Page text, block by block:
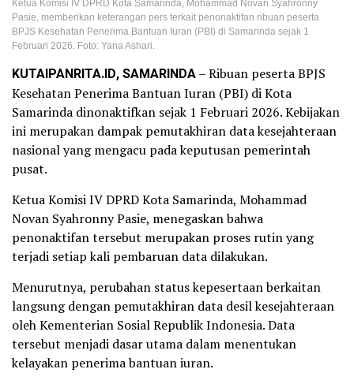
Ketua Komisi IV DPRD Kota Samarinda, Mohammad Novan Syahronny
Pasie, memberikan keterangan pers terkait penonaktifan ribuan peserta
BPJS Kesehatan Penerima Bantuan Iuran (PBI) di Samarinda sejak 1
Februari 2026. Foto: Yana Ashari.
KUTAIPANRITA.ID, SAMARINDA– Ribuan peserta BPJS
Kesehatan Penerima Bantuan Iuran (PBI) di Kota
Samarinda dinonaktifkan sejak 1 Februari 2026. Kebijakan
ini merupakan dampak pemutakhiran data kesejahteraan
nasional yang mengacu pada keputusan pemerintah
pusat.
Ketua Komisi IV DPRD Kota Samarinda, Mohammad
Novan Syahronny Pasie, menegaskan bahwa
penonaktifan tersebut merupakan proses rutin yang
terjadi setiap kali pembaruan data dilakukan.
Menurutnya, perubahan status kepesertaan berkaitan
langsung dengan pemutakhiran data desil kesejahteraan
oleh Kementerian Sosial Republik Indonesia. Data
tersebut menjadi dasar utama dalam menentukan
kelayakan penerima bantuan iuran.